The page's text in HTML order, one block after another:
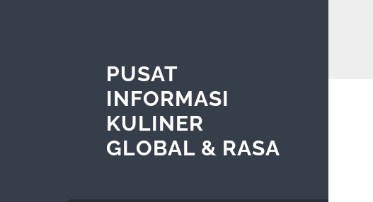
PUSAT
INFORMASI
KULINER
GLOBAL & RASA